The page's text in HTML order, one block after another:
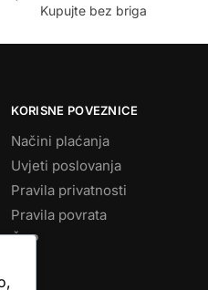
Kupujte bez briga
KORISNE POVEZNICE
Načini plaćanja
Uvjeti poslovanja
Pravila privatnosti
Pravila povrata
ČPP